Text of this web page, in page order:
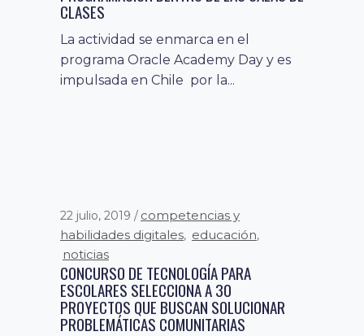
CLASES
La actividad se enmarca en el
programa Oracle Academy Day y es
impulsada en Chile por la...
22 julio, 2019
competencias y
habilidades digitales, educación,
noticias
CONCURSO DE TECNOLOGÍA PARA
ESCOLARES SELECCIONA A 30
PROYECTOS QUE BUSCAN SOLUCIONAR
PROBLEMÁTICAS COMUNITARIAS